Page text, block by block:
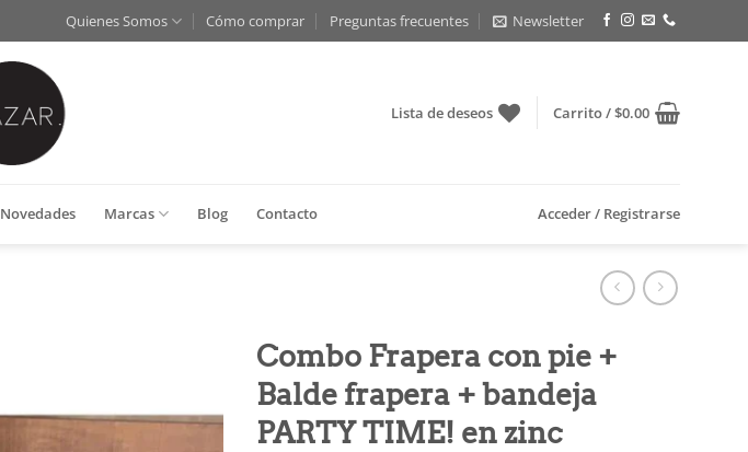
Quienes Somos Cómo comprar Preguntas frecuentes Newsletter
Lista de deseos Carrito /$0.00
Novedades Marcas Blog Contacto Acceder / Registrarse
a la
Combo Frapera con pie +
Balde frapera + bandeja
PARTY TIME! en zinc